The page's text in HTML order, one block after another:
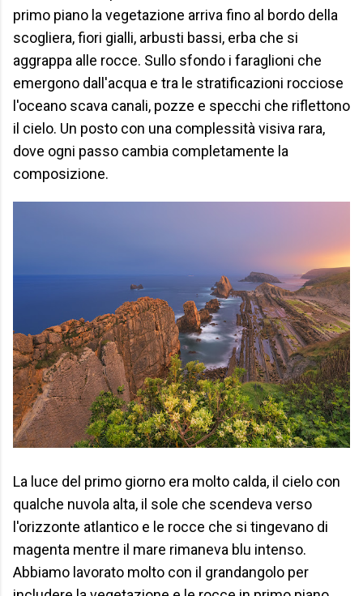
primo piano la vegetazione arriva fino al bordo della
scogliera, fiori gialli, arbusti bassi, erba che si
aggrappa alle rocce. Sullo sfondo i faraglioni che
emergono dall'acqua e tra le stratificazioni rocciose
l'oceano scava canali, pozze e specchi che riflettono
il cielo. Un posto con una complessità visiva rara,
dove ogni passo cambia completamente la
composizione.
La luce del primo giorno era molto calda, il cielo con
qualche nuvola alta, il sole che scendeva verso
l'orizzonte atlantico e le rocce che si tingevano di
magenta mentre il mare rimaneva blu intenso.
Abbiamo lavorato molto con il grandangolo per